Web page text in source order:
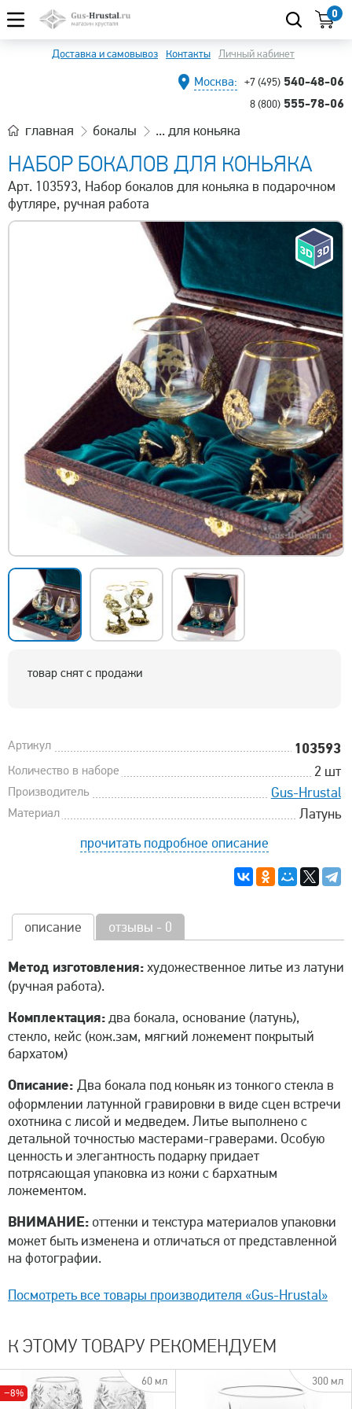
0
Доставка и самовывоз Контакты Личный кабинет
Москва: +7 (495) 540-48-06
8 (800) 555-78-06
главная бокалы ... для коньяка
НАБОР БОКАЛОВ ДЛЯ КОНЬЯКА
Арт. 103593, Набор бокалов для коньяка в подарочном
футляре, ручная работа
товар снят с продажи
Артикул 103593
Количество в наборе 2 шт
Производитель Gus-Hrustal
Материал
Латунь
прочитать подробное описание
описание отзывы - 0
Метод изготовления:художественное литье из латуни
(ручная работа).
Комплектация:два бокала, основание (латунь),
стекло, кейс (кож.зам, мягкий ложемент покрытый
бархатом)
Описание: Два бокала под коньяк из тонкого стекла в
оформлении латунной гравировки в виде сцен встречи
охотника с лисой и медведем. Литье выполнено с
детальной точностью мастерами-граверами. Особую
ценность и элегантность подарку придает
потрясающая упаковка из кожи с бархатным
ложементом.
ВНИМАНИЕ: оттенки и текстура материалов упаковки
может быть изменена и отличаться от представленной
на фотографии.
Посмотреть все товары производителя «Gus-Hrustal»
К ЭТОМУ ТОВАРУ РЕКОМЕНДУЕМ
−8%
60 мл 300 мл